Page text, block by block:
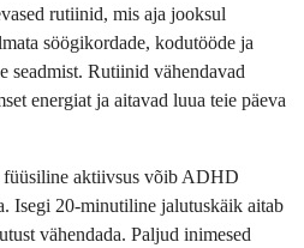
rutiinid, mis aja jooksul
söögikordade, kodutööde ja
seadmist. Rutiinid vähendavad
energiat ja aitavad luua teie päeva
füüsiline aktiivsus võib ADHD
Isegi 20-minutiline jalutuskäik aitab
vähendada. Paljud inimesed